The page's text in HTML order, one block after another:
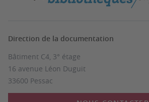
Direction de la documentation
Bâtiment C4, 3° étage
16 avenue Léon Duguit
33600 Pessac